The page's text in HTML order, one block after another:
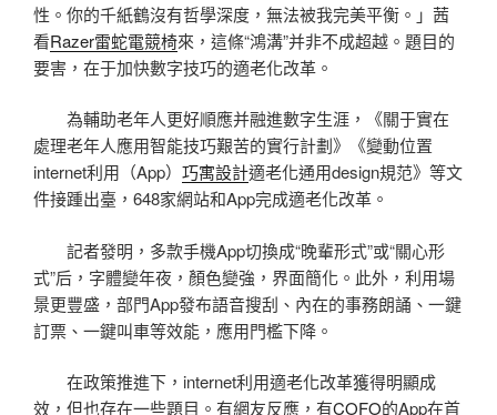
性。你的千紙鶴沒有哲學深度，無法被我完美平衡。」茜
看Razer雷蛇電競椅來，這條“鴻溝”并非不成超越。題目的
要害，在于加快數字技巧的適老化改革。
為輔助老年人更好順應并融進數字生涯，《關于實在
處理老年人應用智能技巧艱苦的實行計劃》《變動位置
internet利用（App） 巧寓設計適老化通用design規范》等文
件接踵出臺，648家網站和App完成適老化改革。
記者發明，多款手機App切換成“晚輩形式”或“關心形
式”后，字體變年夜，顏色變強，界面簡化。此外，利用場
景更豐盛，部門App發布語音搜刮、內在的事務朗誦、一鍵
訂票、一鍵叫車等效能，應用門檻下降。
在政策推進下，internet利用適老化改革獲得明顯成
效，但也存在一些題目。有網友反應，有COFO的App在首